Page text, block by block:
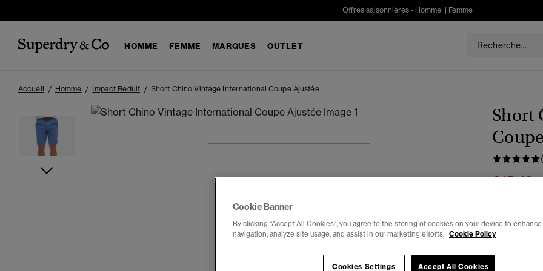
Offres saisonnières - Homme| Femme
HOMME FEMME MARQUES OUTLET
Accueil Homme Impact Reduit Short Chino Vintage International Coupe Ajustée
Short
€45.49
Couleur :
Cookie Banner
By clicking “Accept All Cookies”, you agree to the storing of cookies on your device to
navigation, analyze site usage, and assist in our marketing efforts. Cookie Policy
Cookies Settings Accept All Cookies